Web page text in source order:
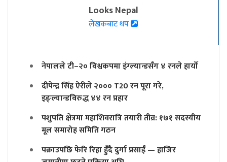
Looks Nepal
लेखकबाट थप
नेपालले टी–२० विश्वकपमा इंग्ल्यान्डसँग ४ रनले हार्यो
दीपेन्द्र सिंह ऐरीले २००० T20 रन पूरा गरे,
इङ्ल्यान्डविरुद्ध ४४ रन प्रहार
पशुपति क्षेत्रमा महाशिवरात्रि तयारी तीव्र: १७१ सदस्यीय
मूल समारोह समिति गठन
पक्राउपछि फेरि रिहा हुँदै दुर्गा प्रसाईं — हाजिर